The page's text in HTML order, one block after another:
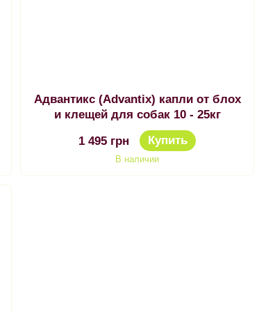
Адвантикс (Advantix) капли от блох
и клещей для собак 10 - 25кг
1 495 грн Купить
В наличии